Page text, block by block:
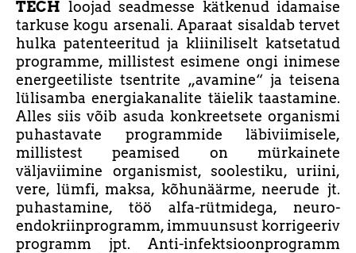
TECH loojad seadmesse kätkenud idamaise
tarkuse kogu arsenali. Aparaat sisaldab tervet
hulka patenteeritud ja kliiniliselt katsetatud
programme, millistest esimene ongi inimese
energeetiliste tsentrite „avamine“ ja teisena
lülisamba energiakanalite täielik taastamine.
Alles siis võib asuda konkreetsete organismi
puhastavate programmide läbiviimisele,
millistest peamised on mürkainete
väljaviimine organismist, soolestiku, uriini,
vere, lümfi, maksa, kõhunäärme, neerude jt.
puhastamine, töö alfa-rütmidega, neuro-
endokriinprogramm, immuunsust korrigeeriv
programm jpt. Anti-infektsioonprogramm